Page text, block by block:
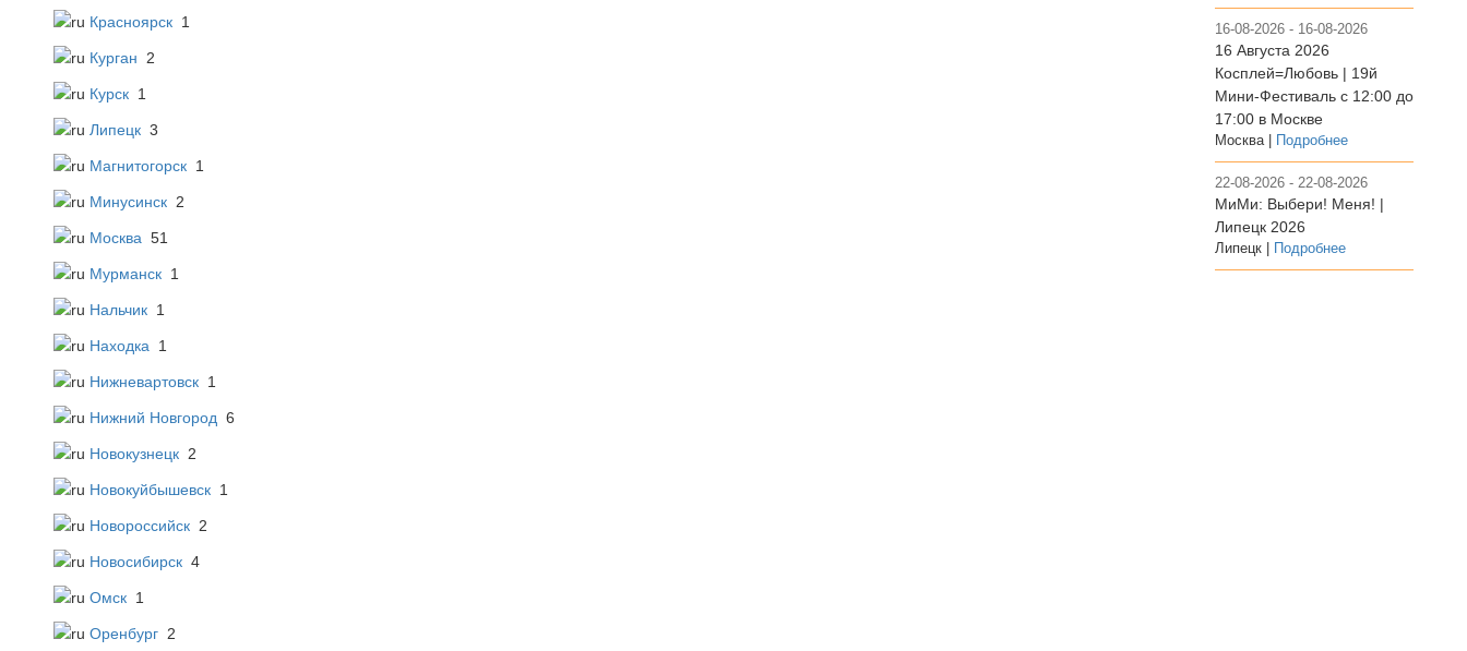
Красноярск 1
Курган 2
Курск 1
Липецк 3
Магнитогорск 1
Минусинск 2
Москва 51
Мурманск 1
Нальчик 1
Находка 1
Нижневартовск 1
Нижний Новгород 6
Новокузнецк 2
Новокуйбышевск 1
Новороссийск 2
Новосибирск 4
Омск 1
Оренбург 2
16-08-2026 - 16-08-2026
16 Августа 2026
Косплей=Любовь | 19й
Мини-Фестиваль с 12:00 до
17:00 в Москве
Москва | Подробнее
22-08-2026 - 22-08-2026
МиМи: Выбери! Меня! |
Липецк 2026
Липецк | Подробнее